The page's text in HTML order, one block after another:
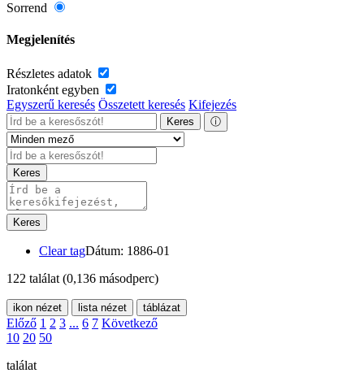
Sorrend
Megjelenítés
Részletes adatok
Iratonként egyben
Egyszerű keresés Összetett keresés Kifejezés
Keres ⓘ
Keres
Keres
Clear tagDátum: 1886-01
122 találat (0,136 másodperc)
ikon nézet lista nézet táblázat
Előző 1 2 3 ... 6 7 Következő
10 20 50
találat